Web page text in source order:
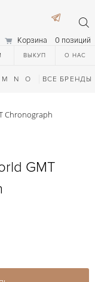
Корзина 0 позиций
ВЫКУП О НАС
M N O Q R S T
ВСЕ БРЕНДЫ
Chronograph
GMT